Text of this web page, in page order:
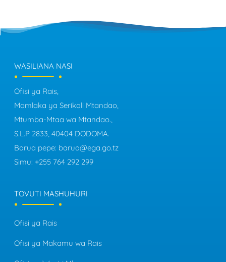
WASILIANA NASI
Ofisi ya Rais,
Mamlaka ya Serikali Mtandao,
Mtumba-Mtaa wa Mtandao.,
S.L.P 2833, 40404 DODOMA.
Barua pepe: barua@ega.go.tz
Simu: +255 764 292 299
TOVUTI MASHUHURI
Ofisi ya Rais
Ofisi ya Makamu wa Rais